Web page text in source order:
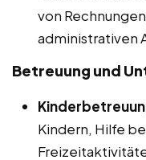
von
administrativen
Betreuung und
Kindern, Hilfe